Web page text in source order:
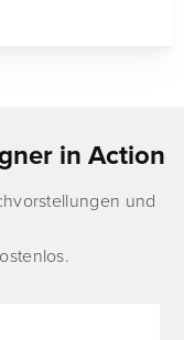
in Action
und